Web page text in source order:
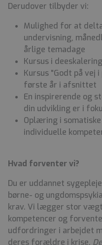
Derudover tilbyder vi:
Mulighed for at
undervisning,
årlige temadage
Kursus i
Kursus "Godt på vej
første år i afsnittet
En inspirerende og
din udvikling er i
Oplæring i
individuelle
Hvad forventer vi?
Du er uddannet
børne- og
krav. Vi lægger stor
kompetencer og
udfordringer i arbejdet
deres forældre i krise.